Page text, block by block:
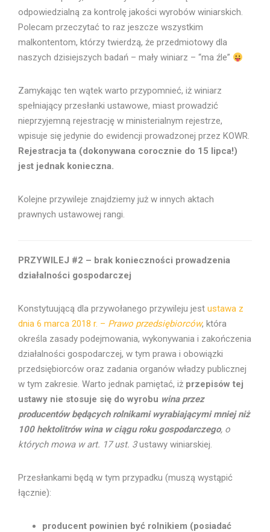
odpowiedzialną za kontrolę jakości wyrobów winiarskich.
Polecam przeczytać to raz jeszcze wszystkim
malkontentom, którzy twierdzą, że przedmiotowy dla
naszych dzisiejszych badań – mały winiarz – “ma źle”
Zamykając ten wątek warto przypomnieć, iż winiarz
spełniający przesłanki ustawowe, miast prowadzić
nieprzyjemną rejestrację w ministerialnym rejestrze,
wpisuje się jedynie do ewidencji prowadzonej przez KOWR.
Rejestracja ta (dokonywana corocznie do 15 lipca!)
jest jednak konieczna.
Kolejne przywileje znajdziemy już w innych aktach
prawnych ustawowej rangi.
PRZYWILEJ #2 – brak konieczności prowadzenia
działalności gospodarczej
Konstytuującą dla przywołanego przywileju jest ustawa z
dnia 6 marca 2018 r. – Prawo przedsiębiorców, która
określa zasady podejmowania, wykonywania i zakończenia
działalności gospodarczej, w tym prawa i obowiązki
przedsiębiorców oraz zadania organów władzy publicznej
w tym zakresie. Warto jednak pamiętać, iż przepisów tej
ustawy nie stosuje się do wyrobu wina przez
producentów będących rolnikami wyrabiającymi mniej niż
100 hektolitrów wina w ciągu roku gospodarczego, o
których mowa w art. 17 ust. 3ustawy winiarskiej.
Przesłankami będą w tym przypadku (muszą wystąpić
łącznie):
producent powinien być rolnikiem (posiadać